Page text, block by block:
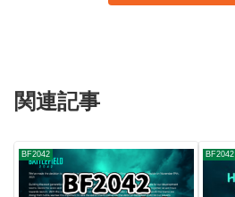
関連記事
BF2042 BF2042